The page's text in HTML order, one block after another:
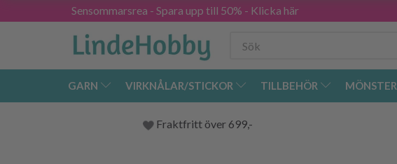
Sensommarsrea - Spara upp till 50% - Klicka här
GARN VIRKNÅLAR/STICKOR TILLBEHÖR MÖNSTER
Fraktfritt över 699,-